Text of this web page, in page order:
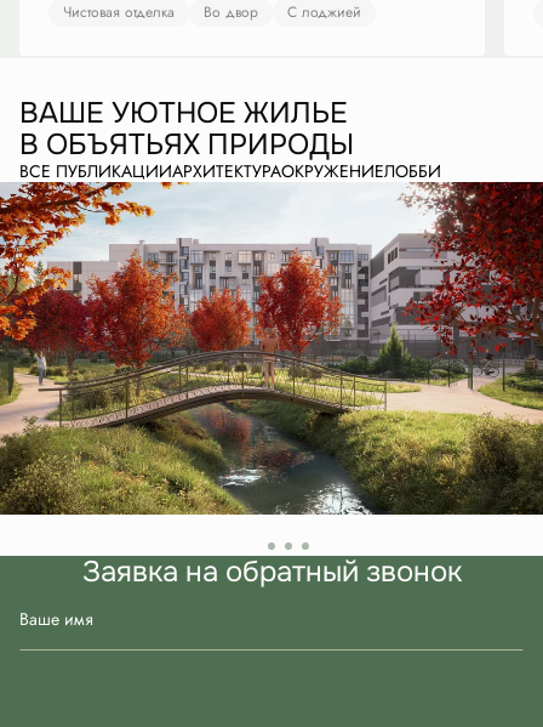
Чистовая отделка
Во двор С лоджией
ВАШЕ УЮТНОЕ ЖИЛЬЕ
В ОБЪЯТЬЯХ ПРИРОДЫ
ВСЕ ПУБЛИКАЦИИАРХИТЕКТУРАОКРУЖЕНИЕЛОББИ
Заявка на обратный звонок
Ваше имя